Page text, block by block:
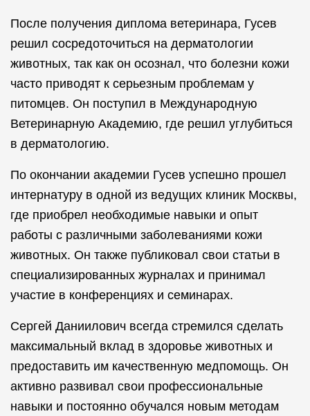
После получения диплома ветеринара, Гусев
решил сосредоточиться на дерматологии
животных, так как он осознал, что болезни кожи
часто приводят к серьезным проблемам у
питомцев. Он поступил в Международную
Ветеринарную Академию, где решил углубиться
в дерматологию.
По окончании академии Гусев успешно прошел
интернатуру в одной из ведущих клиник Москвы,
где приобрел необходимые навыки и опыт
работы с различными заболеваниями кожи
животных. Он также публиковал свои статьи в
специализированных журналах и принимал
участие в конференциях и семинарах.
Сергей Даниилович всегда стремился сделать
максимальный вклад в здоровье животных и
предоставить им качественную медпомощь. Он
активно развивал свои профессиональные
навыки и постоянно обучался новым методам